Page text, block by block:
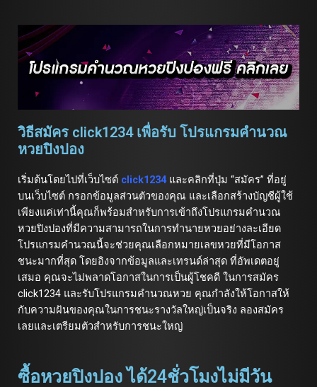
วิธีสมัคร click1234 เพื่อรับ โปรแกรมคำนวณ
หวยปิงปอง
เริ่มต้นโดยไปที่เว็บไซต์ click1234และคลิกที่ปุ่ม “สมัคร” ที่อยู่
บนเว็บไซต์ กรอกข้อมูลส่วนตัวของคุณ และเลือกสร้างบัญชีผู้ใช้
เพียงแค่เท่านี้คุณก็พร้อมสำหรับการเข้าถึงโปรแกรมคำนวณ
หวยปิงปองที่มีความสามารถในการทำนายหวยอย่างละเอียด
โปรแกรมคำนวณนี้จะช่วยคุณเลือกหมายเลขหวยที่มีโอกาส
ชนะมากที่สุด โดยอิงจากข้อมูลและเทรนด์ล่าสุด ที่อัพเดตอยู่
เสมอ คุณจะไม่พลาดโอกาสในการเป็นผู้โชคดี ในการสมัคร
click1234 และรับโปรแกรมคำนวณหวย คุณกำลังให้โอกาสให้
กับความฝันของคุณในการชนะรางวัลใหญ่เป็นจริง ลองสมัคร
เลยและเตรียมตัวสำหรับการชนะใหญ่
ซื้อหวยปิงปอง ได้24ชั่วโมงไม่มีวัน